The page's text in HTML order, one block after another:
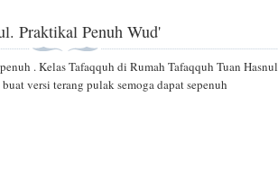
Praktikal Penuh Wud'
. Kelas Tafaqquh di Rumah Tafaqquh Tuan Hasnul
versi terang pulak semoga dapat sepenuh